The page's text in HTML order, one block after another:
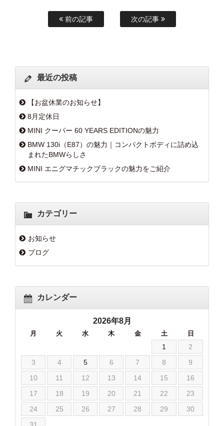
前の記事 次の記事
最近の投稿
【お盆休業のお知らせ】
8月定休日
MINI クーパー 60 YEARS EDITIONの魅力
BMW 130i（E87）の魅力｜コンパクトボディに詰め込
まれたBMWらしさ
MINI エニグマチックブラックの魅力をご紹介
カテゴリー
お知らせ
ブログ
カレンダー
2026年8月
月 火 水 木 金 土 日
1
2
3
4 5 6 7 8
9
10
11 12 13 14 15
16
17
18 19 20 21 22
23
24
25 26 27 28 29
30